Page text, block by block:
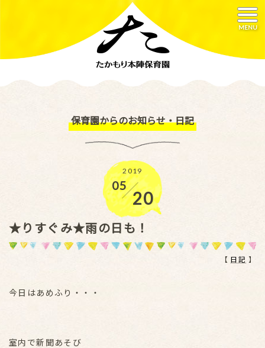
MENU
保育園からのお知らせ・日記
2019
05／20
★りすぐみ★雨の日も！
【 日記 】
今日はあめふり・・・
室内で新聞あそび